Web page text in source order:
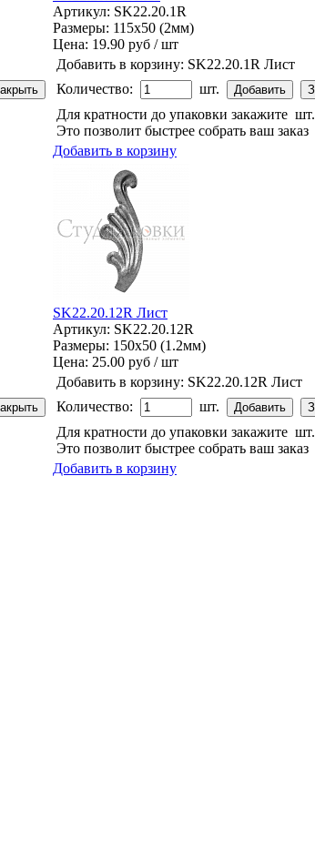
Артикул: SK22.20.1R
Размеры: 115x50 (2мм)
Цена: 19.90 руб / шт
Добавить в корзину: SK22.20.1R Лист
Количество:
шт.
Для кратности до упаковки закажите шт.
Это позволит быстрее собрать ваш заказ
Добавить в корзину
SK22.20.12R Лист
Артикул: SK22.20.12R
Размеры: 150x50 (1.2мм)
Цена: 25.00 руб / шт
Добавить в корзину: SK22.20.12R Лист
Количество:
шт.
Для кратности до упаковки закажите шт.
Это позволит быстрее собрать ваш заказ
Добавить в корзину